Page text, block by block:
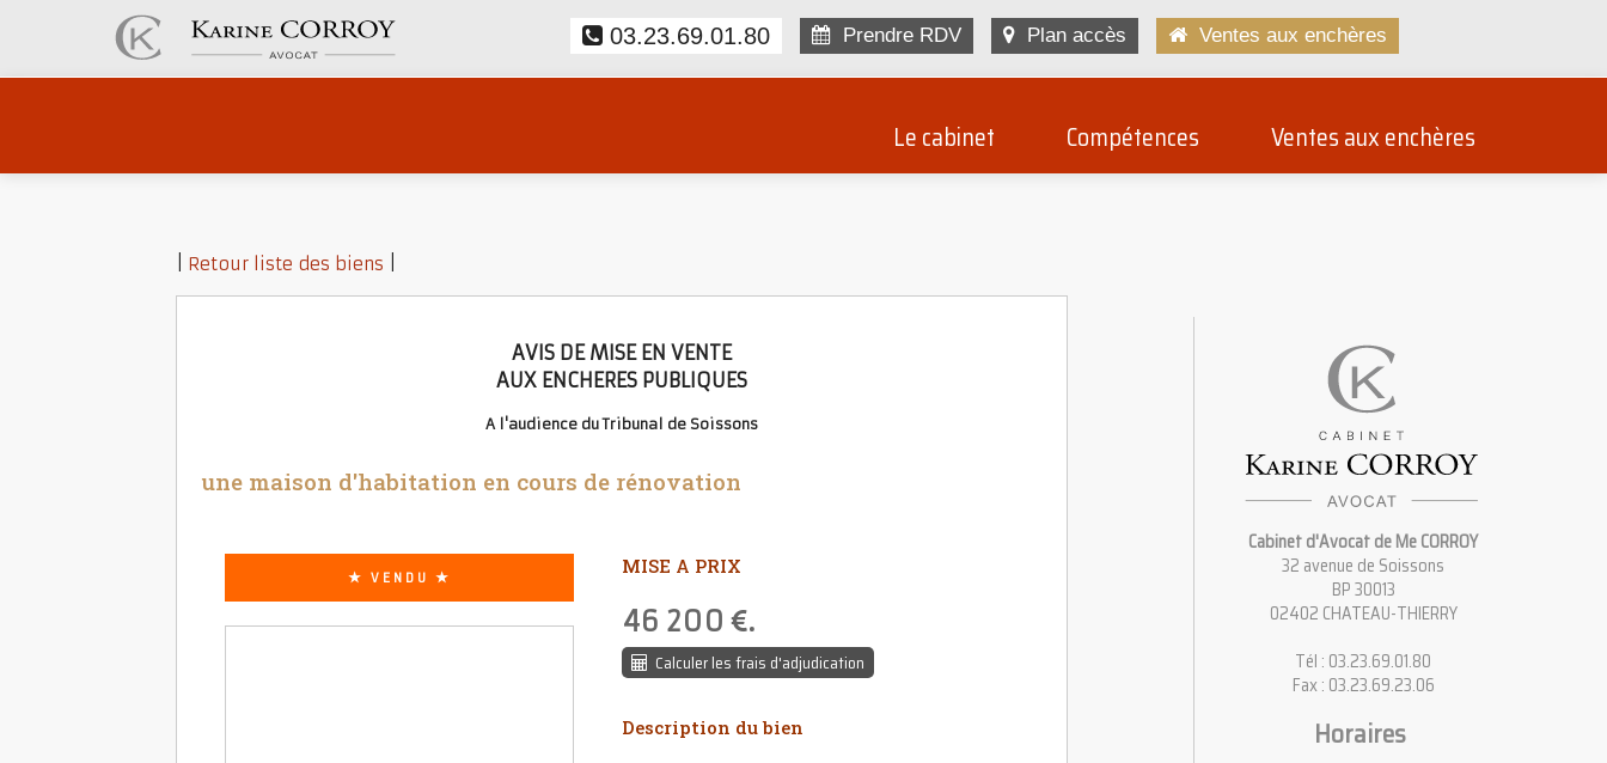
03.23.69.01.80 Prendre RDV Plan accès Ventes aux enchères
Le cabinet Compétences Ventes aux enchères
Retour liste des biens
AVIS DE MISE EN VENTE
AUX ENCHERES PUBLIQUES
A l'audience du Tribunal de Soissons
une maison d'habitation en cours de rénovation
★ VENDU ★ MISE A PRIX
46 200 .
Calculer les frais d'adjudication
Description du bien
Cabinet d'Avocat de Me CORROY
32 avenue de Soissons
BP 30013
02402 CHATEAU-THIERRY
Tél : 03.23.69.01.80
Fax : 03.23.69.23.06
Horaires